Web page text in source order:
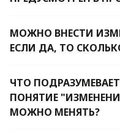
МОЖНО ВНЕСТИ
ЕСЛИ ДА, ТО
ЧТО
ПОНЯТИЕ
МОЖНО МЕНЯТЬ?